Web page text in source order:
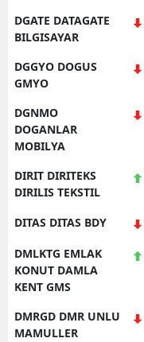
DGATE DATAGATE
BILGISAYAR
DGGYO DOGUS
GMYO
DGNMO
DOGANLAR
MOBILYA
DIRIT DIRITEKS
DIRILIS TEKSTIL
DITAS DITAS BDY
DMLKTG EMLAK
KONUT DAMLA
KENT GMS
DMRGD DMR UNLU
MAMULLER